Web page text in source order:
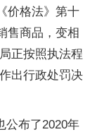
价格法》第十
售商品，变相
正按照执法程
出行政处罚决
公布了2020年